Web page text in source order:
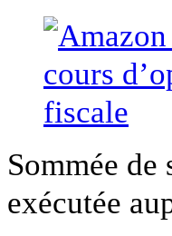
Sommée
exécutée